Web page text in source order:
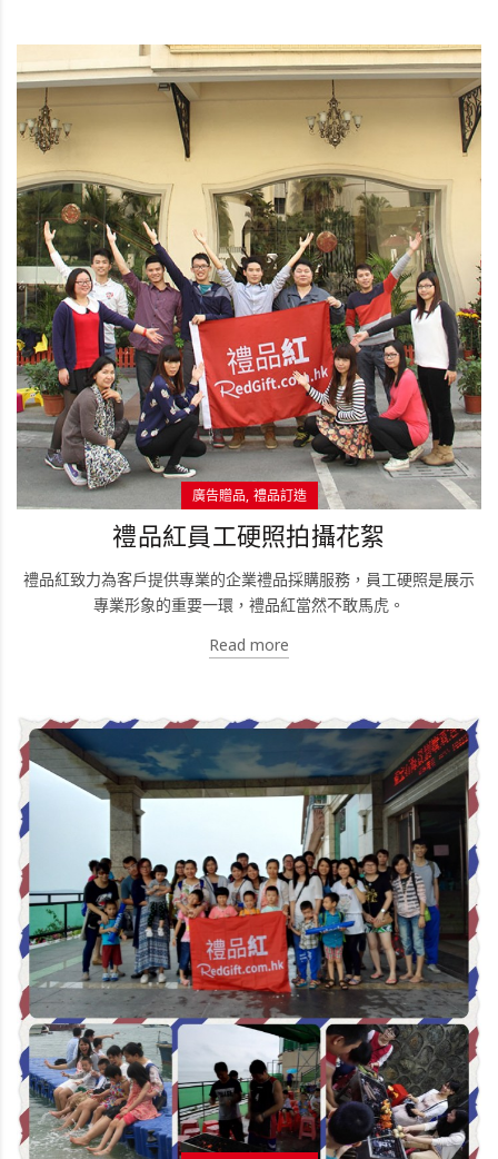
廣告贈品 禮品訂造
禮品紅員工硬照拍攝花絮
禮品紅致力為客戶提供專業的企業禮品採購服務，員工硬照是展示
專業形象的重要一環，禮品紅當然不敢馬虎。
Read more